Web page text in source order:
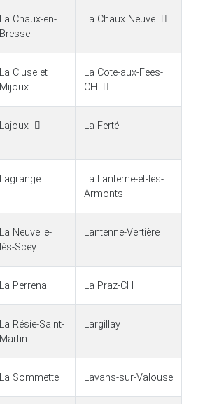
La Chaux-en-
Bresse
La Chaux Neuve
La Cluse et
Mijoux
La Cote-aux-Fees-
CH
Lajoux La Ferté
Lagrange
La Lanterne-et-les-
Armonts
La Neuvelle-
lès-Scey
Lantenne-Vertière
La Perrena La Praz-CH
La Résie-Saint-
Martin
Largillay
La Sommette Lavans-sur-Valouse